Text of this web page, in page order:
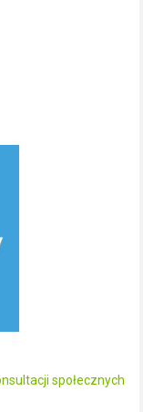
społecznych